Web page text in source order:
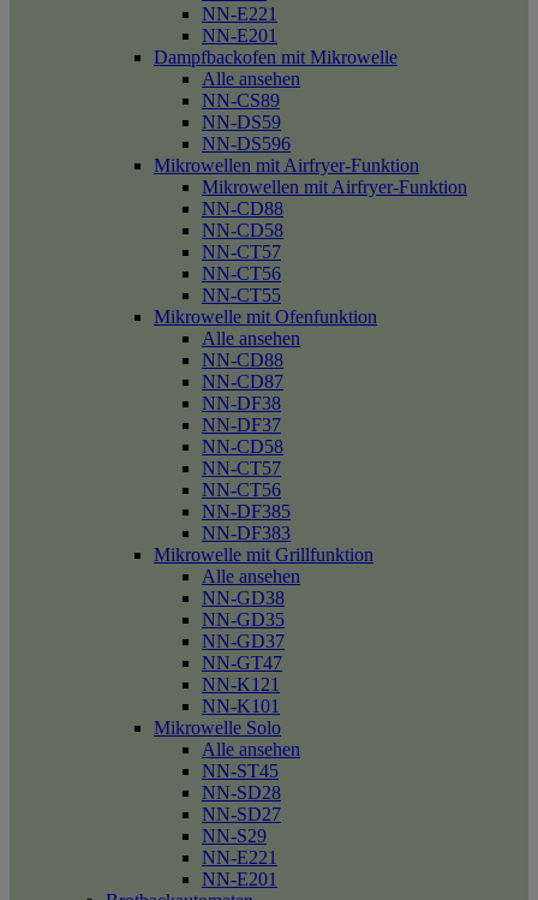
NN-E221
NN-E201
Dampfbackofen mit Mikrowelle
Alle ansehen
NN-CS89
NN-DS59
NN-DS596
Mikrowellen mit Airfryer-Funktion
Mikrowellen mit Airfryer-Funktion
NN-CD88
NN-CD58
NN-CT57
NN-CT56
NN-CT55
Mikrowelle mit Ofenfunktion
Alle ansehen
NN-CD88
NN-CD87
NN-DF38
NN-DF37
NN-CD58
NN-CT57
NN-CT56
NN-DF385
NN-DF383
Mikrowelle mit Grillfunktion
Alle ansehen
NN-GD38
NN-GD35
NN-GD37
NN-GT47
NN-K121
NN-K101
Mikrowelle Solo
Alle ansehen
NN-ST45
NN-SD28
NN-SD27
NN-S29
NN-E221
NN-E201